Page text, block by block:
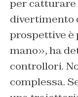
per catturare
divertimento
prospettive è
mano», ha
controllori.
complessa.